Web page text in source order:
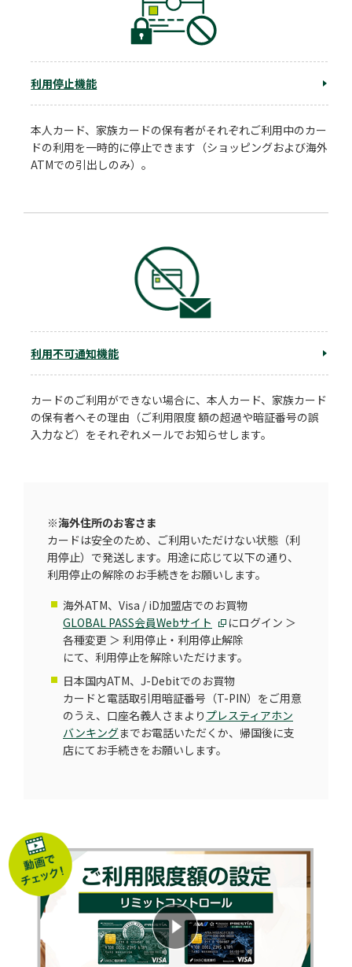
利用停止機能
本人カード、家族カードの保有者がそれぞれご利用中のカー
ドの利用を一時的に停止できます（ショッピングおよび海外
ATMでの引出しのみ）。
利用不可通知機能
カードのご利用ができない場合に、本人カード、家族カード
の保有者へその理由（ご利用限度 額の超過や暗証番号の誤
入力など）をそれぞれメールでお知らせします。
※海外住所のお客さま
カードは安全のため、ご利用いただけない状態（利
用停止）で発送します。用途に応じて以下の通り、
利用停止の解除のお手続きをお願いします。
海外ATM、Visa / iD加盟店でのお買物
GLOBAL PASS会員Webサイト
にログイン ＞
各種変更 ＞ 利用停止・利用停止解除
にて、利用停止を解除いただけます。
日本国内ATM、J-Debitでのお買物
カードと電話取引用暗証番号（T-PIN）をご用意
のうえ、口座名義人さまより プレスティアホン
バンキングまでお電話いただくか、帰国後に支
店にてお手続きをお願いします。